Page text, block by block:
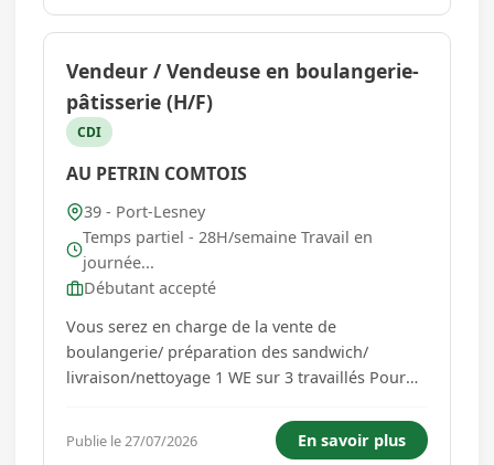
l'entreprise ainsi q...
Vendeur / Vendeuse en boulangerie-
pâtisserie (H/F)
CDI
AU PETRIN COMTOIS
39 - Port-Lesney
Temps partiel - 28H/semaine Travail en
journée...
Débutant accepté
Vous serez en charge de la vente de
boulangerie/ préparation des sandwich/
livraison/nettoyage 1 WE sur 3 travaillés Pour
10 km aux alentours), il est impératif d'avoir le
permis de conduire. Un véhicule de service sera
Publie le 27/07/2026 En savoir plus